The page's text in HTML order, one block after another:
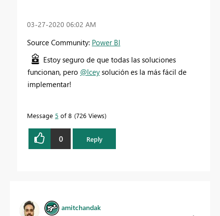
‎03-27-2020 06:02 AM
Source Community: Power BI
Estoy seguro de que todas las soluciones
funcionan, pero @Icey solución es la más fácil de
implementar!
Message 5 of 8 726 Views
0 Reply
amitchandak